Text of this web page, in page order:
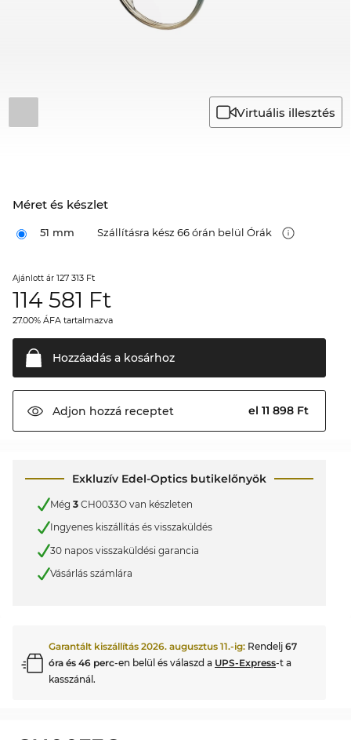
Virtuális illesztés
Méret és készlet
51 mm Szállításra kész 66 órán belül Órák
Ajánlott ár 127 313 Ft
114 581 Ft
27.00% ÁFA tartalmazva
Hozzáadás a kosárhoz
Adjon hozzá receptet el 11 898 Ft
Exkluzív Edel-Optics butikelőnyök
Még 3 CH0033O van készleten
Ingyenes kiszállítás és visszaküldés
30 napos visszaküldési garancia
Vásárlás számlára
Garantált kiszállítás 2026. augusztus 11.-ig: Rendelj 67
óra és 46 perc-en belül és válaszd a UPS-Express-t a
kasszánál.